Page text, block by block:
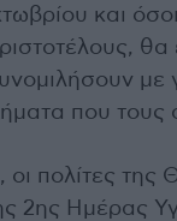
και
θα
με
που τους
οι πολίτες της
2ης Ημέρας